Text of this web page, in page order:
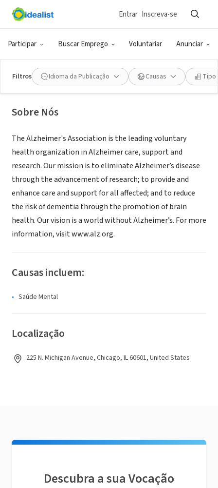
Participar Buscar Emprego Voluntariar Anunciar
Entrar Inscreva-se
Filtros Idioma da Publicação Causas Tipo
ONG (SETOR SOCIAL)
Alzheimer's Association National
Office
Chicago, IL|www.alz.org
Sobre Nós
The Alzheimer's Association is the leading voluntary
health organization in Alzheimer care, support and
research. Our mission is to eliminate Alzheimer’s disease
through the advancement of research; to provide and
enhance care and support for all affected; and to reduce
the risk of dementia through the promotion of brain
health. Our vision is a world without Alzheimer’s. For more
information, visit www.alz.org.
Causas incluem:
Saúde Mental
Localização
225 N. Michigan Avenue, Chicago, IL 60601, United States
Descubra a sua Vocação